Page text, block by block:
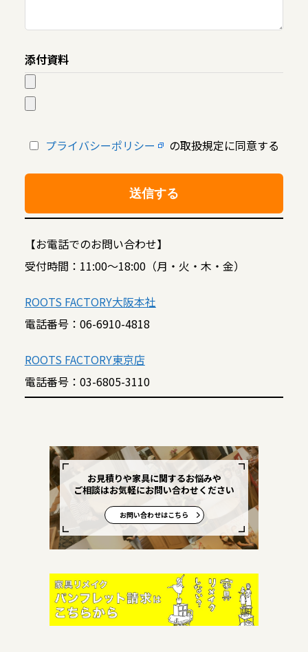
添付資料
プライバシーポリシー の取扱規定に同意する
【お電話でのお問い合わせ】
受付時間：11:00〜18:00（月・火・木・金）
ROOTS FACTORY大阪本社
電話番号：06-6910-4818
ROOTS FACTORY東京店
電話番号：03-6805-3110
お見積りや家具に関するお悩みや
ご相談はお気軽にお問い合わせください
お問い合わせはこちら